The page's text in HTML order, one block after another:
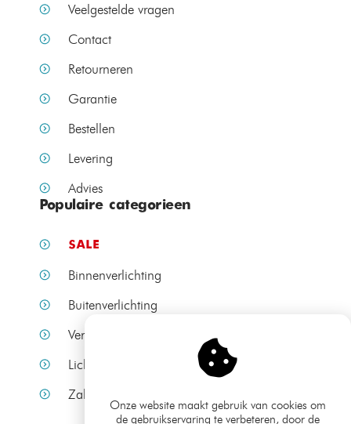
Veelgestelde vragen
Contact
Retourneren
Garantie
Bestellen
Levering
Advies
Populaire categorieen
SALE
Binnenverlichting
Buitenverlichting
Verlichting per ruimte
Lichtbronnen
Zakelijke verlichting
Onze website maakt gebruik van cookies om
de gebruikservaring te verbeteren, door de